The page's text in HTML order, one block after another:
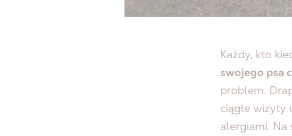
Każdy, kto
swojego psa
problem.
ciągłe wizyty
alergiami. Na